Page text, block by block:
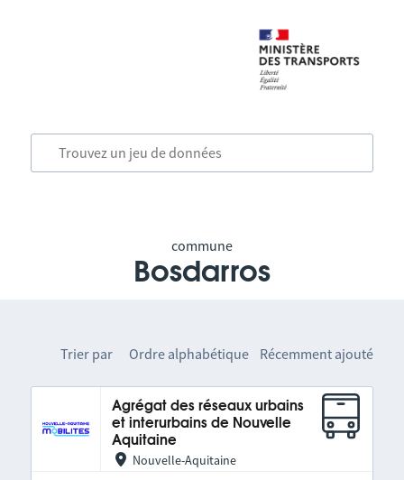
commune
Bosdarros
Trier par Ordre alphabétique Récemment ajouté
Agrégat des réseaux urbains
et interurbains de Nouvelle
Aquitaine
Nouvelle-Aquitaine